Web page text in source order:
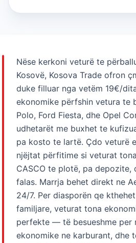
Nëse kerkoni veturë te
Kosovë, Kosova Trade ofron
duke filluar nga vetëm 19€/
ekonomike përfshin vetura te
Polo, Ford Fiesta, dhe Opel
udhetarët me buxhet te
pa kosto te lartë. Çdo veturë
njëjtat përfitime si veturat
CASCO te plotë, pa depozite,
falas. Marrja behet direkt ne
24/7. Per diasporën qe
familjare, veturat tona
perfekte — të besueshme per
ekonomike ne karburant, dhe